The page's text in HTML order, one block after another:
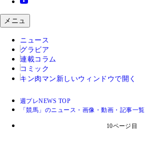
メニュ
ニュース
グラビア
連載コラム
コミック
キン肉マン 新しいウィンドウで開く
週プレNEWS TOP
「競馬」のニュース・画像・動画・記事一覧
10ページ目